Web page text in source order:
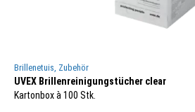
Brillenetuis, Zubehör
UVEX Brillenreinigungstücher clear
Kartonbox à 100 Stk.